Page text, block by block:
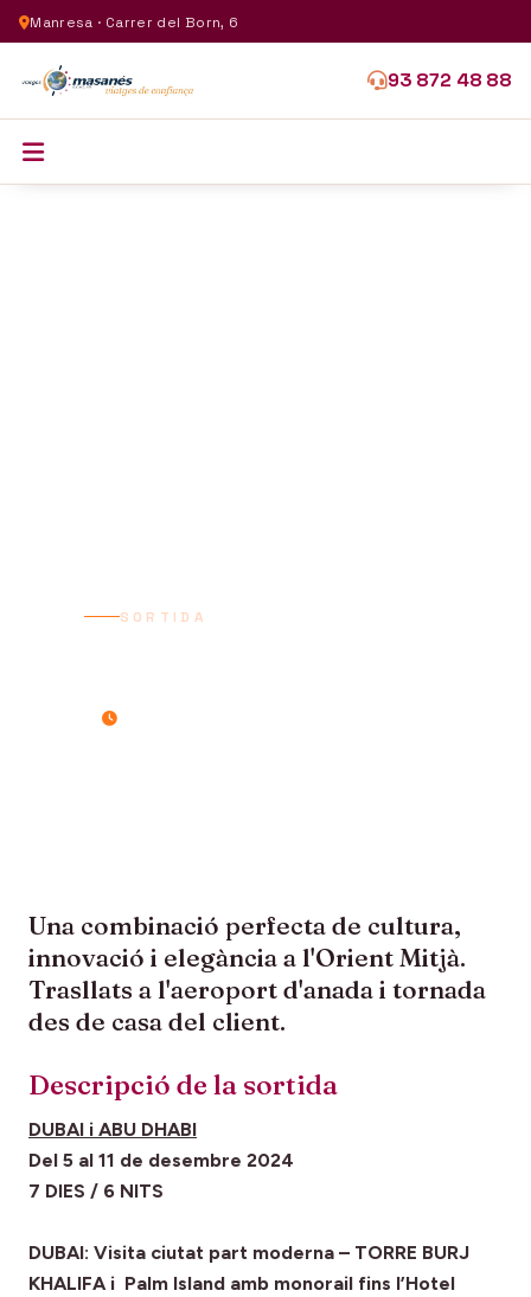
Manresa · Carrer del Born, 6
93 872 48 88
SORTIDA
7 dies / 6 nits
Una combinació perfecta de cultura,
innovació i elegància a l'Orient Mitjà.
Trasllats a l'aeroport d'anada i tornada
des de casa del client.
Descripció de la sortida
DUBAI i ABU DHABI
Del 5 al 11 de desembre 2024
7 DIES / 6 NITS
DUBAI: Visita ciutat part moderna – TORRE BURJ
KHALIFA i Palm Island amb monorail fins l’Hotel